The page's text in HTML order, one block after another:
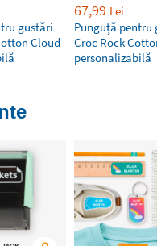
gustări
Cloud
67,99 Lei
Punguță pentru
Croc Rock
personalizabilă